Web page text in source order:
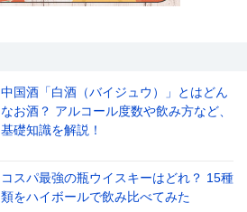
中国酒「白酒（バイジュウ）」とはどん
なお酒？ アルコール度数や飲み方など、
基礎知識を解説！
コスパ最強の瓶ウイスキーはどれ？ 15種
類をハイボールで飲み比べてみた